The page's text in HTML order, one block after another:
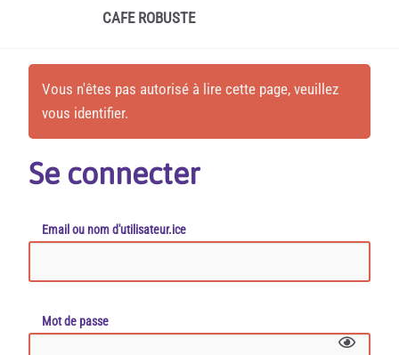
CAFE ROBUSTE
Vous n'êtes pas autorisé à lire cette page, veuillez
vous identifier.
Se connecter
Email ou nom d'utilisateur.ice
Mot de passe